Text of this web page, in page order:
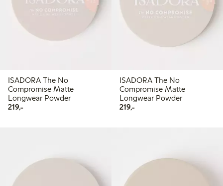
ISADORA The No
Compromise Matte
Longwear Powder
219,-219,00 kr
ISADORA The No
Compromise Matte
Longwear Powder
219,-219,00 kr